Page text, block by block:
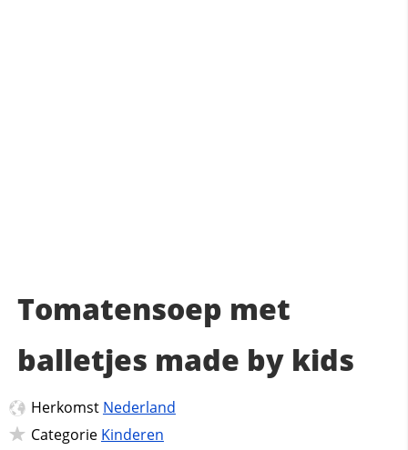
Tomatensoep met
balletjes made by kids
Herkomst Nederland
Categorie Kinderen